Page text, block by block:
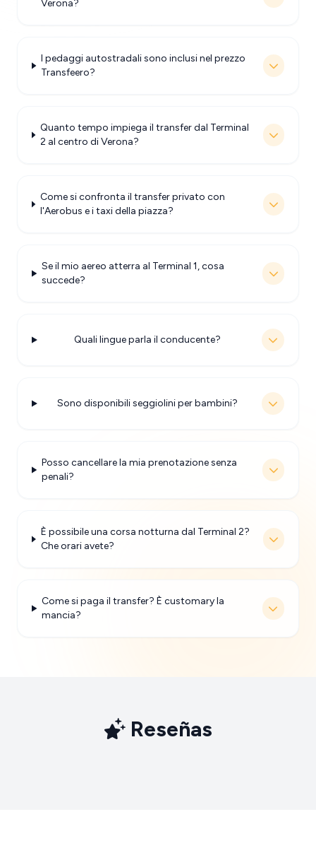
Verona?
I pedaggi autostradali sono inclusi nel prezzo
Transfeero?
Quanto tempo impiega il transfer dal Terminal
2 al centro di Verona?
Come si confronta il transfer privato con
l'Aerobus e i taxi della piazza?
Se il mio aereo atterra al Terminal 1, cosa
succede?
Quali lingue parla il conducente?
Sono disponibili seggiolini per bambini?
Posso cancellare la mia prenotazione senza
penali?
È possibile una corsa notturna dal Terminal 2?
Che orari avete?
Come si paga il transfer? È customary la
mancia?
Reseñas